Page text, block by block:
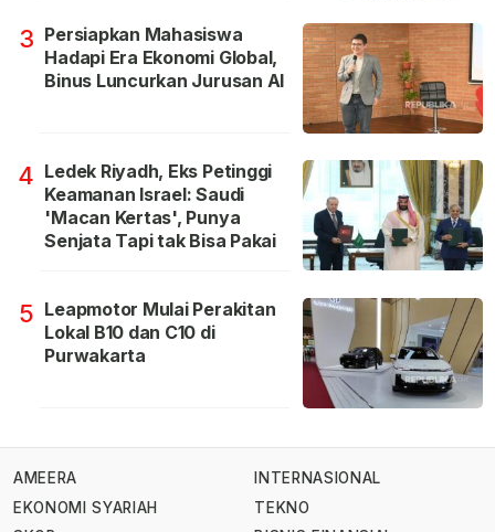
3 Persiapkan Mahasiswa
Hadapi Era Ekonomi Global,
Binus Luncurkan Jurusan AI
4 Ledek Riyadh, Eks Petinggi
Keamanan Israel: Saudi
'Macan Kertas', Punya
Senjata Tapi tak Bisa Pakai
5 Leapmotor Mulai Perakitan
Lokal B10 dan C10 di
Purwakarta
AMEERA
EKONOMI SYARIAH
INTERNASIONAL
TEKNO